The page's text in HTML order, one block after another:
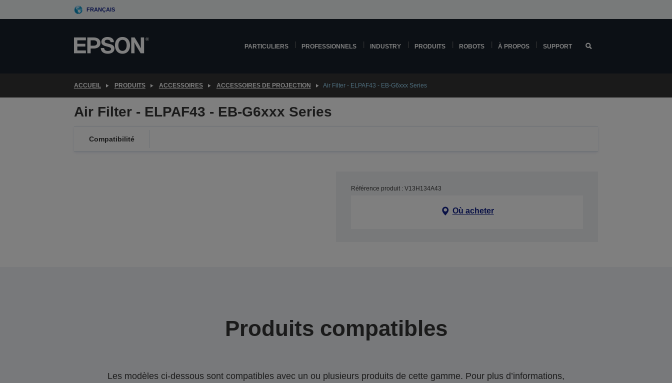
to
FRANÇAIS
PARTICULIERS PROFESSIONNELS INDUSTRY PRODUITS ROBOTS À PROPOS SUPPORT
ACCUEIL PRODUITS ACCESSOIRES ACCESSOIRES DE PROJECTION Air Filter - ELPAF43 - EB-G6xxx Series
Air Filter - ELPAF43 - EB-G6xxx Series
Compatibilité
Référence produit : V13H134A43
Où acheter
Produits compatibles
Les modèles ci-dessous sont compatibles avec un ou plusieurs produits de cette gamme. Pour plus d’informations,